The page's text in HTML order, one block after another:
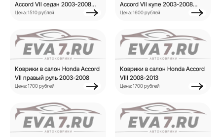
Accord VII седан 2003-2008
седан
Цена: 1510 рублей
Accord VII купе 2003-2008
купе
Цена: 1600 рублей
Коврики в салон Honda Accord
VII правый руль 2003-2008
Цена: 1700 рублей
Коврики в салон Honda Accord
VIII 2008-2013
Цена: 1700 рублей